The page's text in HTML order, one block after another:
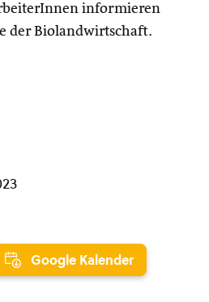
informieren
der Biolandwirtschaft.
Google Kalender